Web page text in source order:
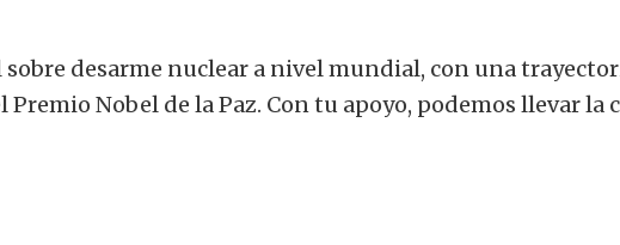
desarme nuclear a nivel mundial, con una
Nobel de la Paz. Con tu apoyo, podemos llevar la